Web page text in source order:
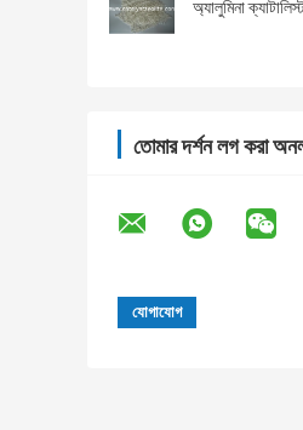
অ্যালুমিনা
তোমার দর্শন লগ করা